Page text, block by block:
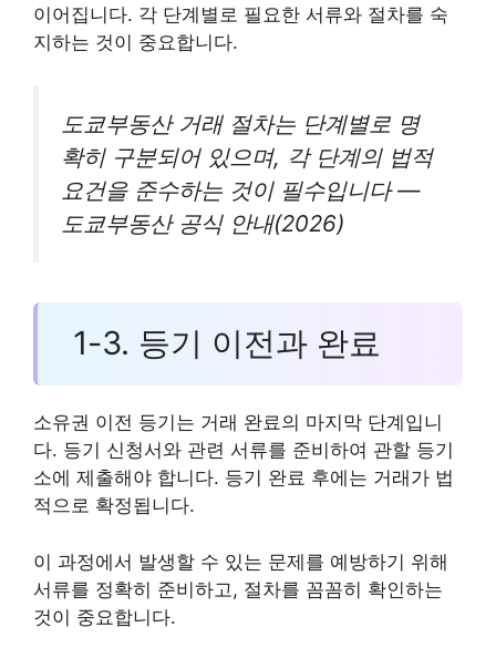
이어집니다. 각 단계별로 필요한 서류와 절차를 숙
지하는 것이 중요합니다.
도쿄부동산 거래 절차는 단계별로 명
확히 구분되어 있으며, 각 단계의 법적
요건을 준수하는 것이 필수입니다 —
도쿄부동산 공식 안내(2026)
1-3. 등기 이전과 완료
소유권 이전 등기는 거래 완료의 마지막 단계입니
다. 등기 신청서와 관련 서류를 준비하여 관할 등기
소에 제출해야 합니다. 등기 완료 후에는 거래가 법
적으로 확정됩니다.
이 과정에서 발생할 수 있는 문제를 예방하기 위해
서류를 정확히 준비하고, 절차를 꼼꼼히 확인하는
것이 중요합니다.